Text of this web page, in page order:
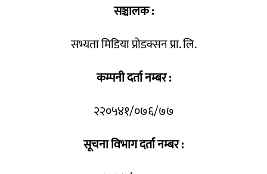
सञ्चालक :
सभ्यता मिडिया प्रोडक्सन प्रा. लि.
कम्पनी दर्ता नम्बर :
२२०५४१/०७६/७७
सूचना विभाग दर्ता नम्बर :